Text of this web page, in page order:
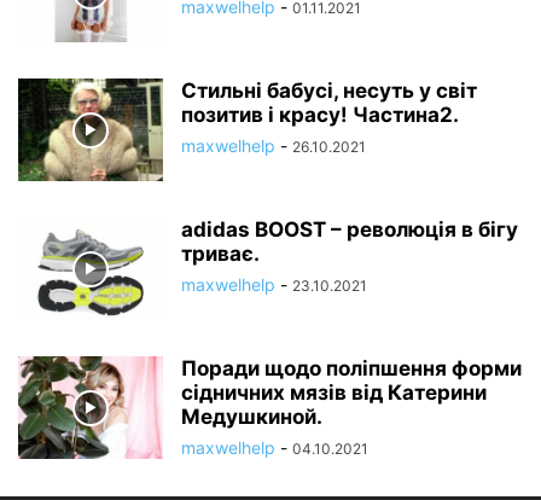
maxwelhelp - 01.11.2021
Стильні бабусі, несуть у світ
позитив і красу! Частина2.
maxwelhelp - 26.10.2021
adidas BOOST – революція в бігу
триває.
maxwelhelp - 23.10.2021
Поради щодо поліпшення форми
сідничних мязів від Катерини
Медушкиной.
maxwelhelp - 04.10.2021